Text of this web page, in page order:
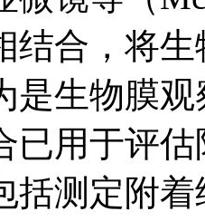
结合，将
是生物膜
已用于评
括测定附